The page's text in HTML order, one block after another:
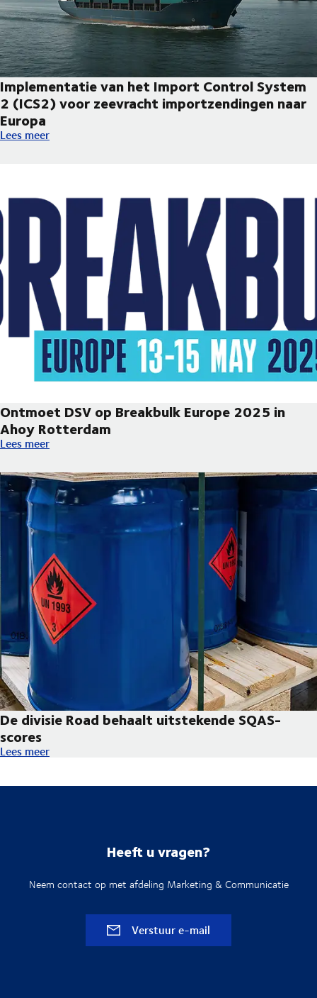
Implementatie van het Import Control System
2 (ICS2) voor zeevracht importzendingen naar
Europa
Implementatie van het Import Control System 2 (ICS2) voor
Lees meer
Ontmoet DSV op Breakbulk Europe 2025 in
Ahoy Rotterdam
Ontmoet DSV op Breakbulk Europe 2025 in Ahoy Rotterdam
Lees meer
De divisie Road behaalt uitstekende SQAS-
scores
De divisie Road behaalt uitstekende SQAS-scores
Lees meer
Heeft u vragen?
Neem contact op met afdeling Marketing & Communicatie
Verstuur e-mail